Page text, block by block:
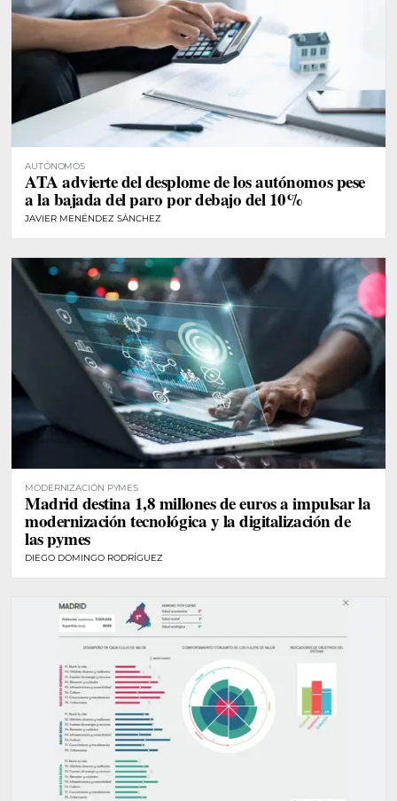
AUTÓNOMOS
ATA advierte del desplome de los autónomos pese
a la bajada del paro por debajo del 10%
JAVIER MENÉNDEZ SÁNCHEZ
MODERNIZACIÓN PYMES
Madrid destina 1,8 millones de euros a impulsar la
modernización tecnológica y la digitalización de
las pymes
DIEGO DOMINGO RODRÍGUEZ